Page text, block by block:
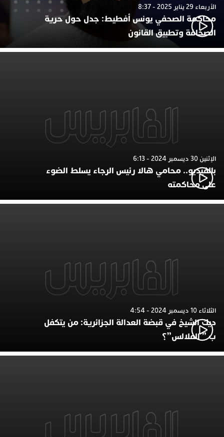
الأربعاء 29 يناير 2025 - 8:37
محاكمة الصحفي يونس أفطيط: جدل حول حرية
الصحافة وتطبيق القانون
الإثنين 30 ديسمبر 2024 - 6:13
بالفيديو.. محامي هالا رئيس الرجاء يسلط الضوء
على محاكمته
الثلاثاء 10 ديسمبر 2024 - 4:54
ديك الشيخ في قبضة العدالة الجزائرية: من يتكفل
ب ” الفلالس”؟